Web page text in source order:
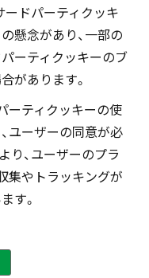
ードパーティクッキ
懸念があり、一部の
ーティクッキーのブ
があります。
ーティクッキーの使
ユーザーの同意が必
り、ユーザーのプラ
集やトラッキングが
す。